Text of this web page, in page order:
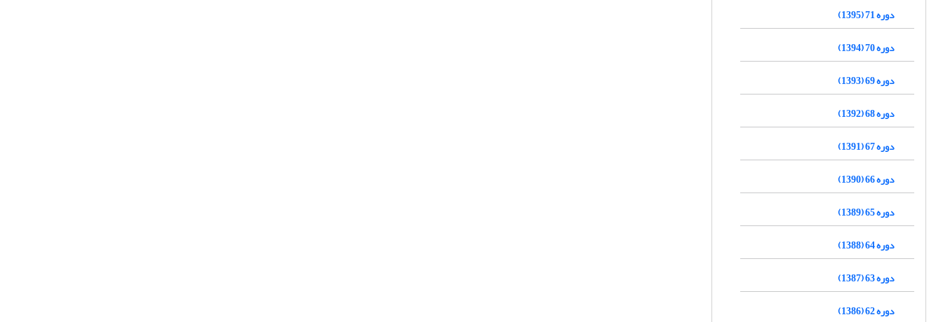
دوره 71 (1395)
دوره 70 (1394)
دوره 69 (1393)
دوره 68 (1392)
دوره 67 (1391)
دوره 66 (1390)
دوره 65 (1389)
دوره 64 (1388)
دوره 63 (1387)
دوره 62 (1386)